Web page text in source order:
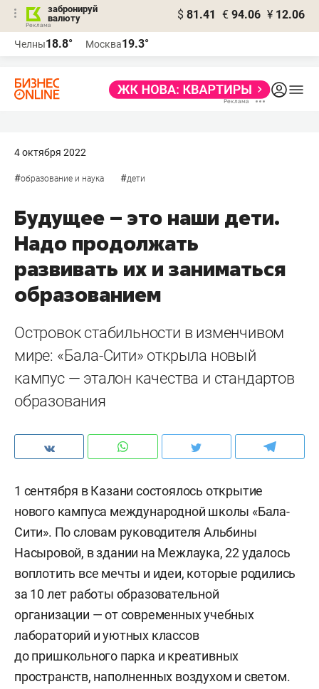
забронируй
валюту
$ 81.41 € 94.06 ¥ 12.06
Челны18.8° Москва19.3°
4 октября 2022
#образование и наука #дети
Будущее – это наши дети.
Надо продолжать
развивать их и заниматься
образованием
Островок стабильности в изменчивом
мире: «Бала-Сити» открыла новый
кампус — эталон качества и стандартов
образования
1 сентября в Казани состоялось открытие
нового кампуса международной школы «Бала-
Сити». По словам руководителя Альбины
Насыровой, в здании на Межлаука, 22 удалось
воплотить все мечты и идеи, которые родились
за 10 лет работы образовательной
организации — от современных учебных
лабораторий и уютных классов
до пришкольного парка и креативных
пространств, наполненных воздухом и светом.